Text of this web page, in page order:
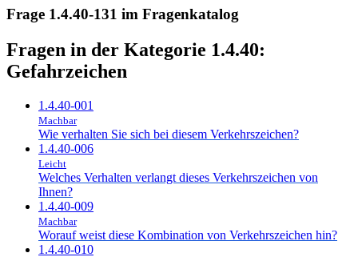
Frage 1.4.40-131 im Fragenkatalog
Fragen in der Kategorie 1.4.40:
Gefahrzeichen
1.4.40-001
Machbar
Wie verhalten Sie sich bei diesem Verkehrszeichen?
1.4.40-006
Leicht
Welches Verhalten verlangt dieses Verkehrszeichen von
Ihnen?
1.4.40-009
Machbar
Worauf weist diese Kombination von Verkehrszeichen hin?
1.4.40-010